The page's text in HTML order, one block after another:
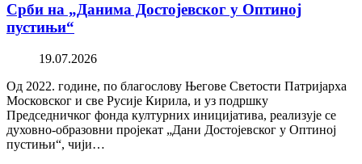
Срби на „Данима Достојевског у Оптиној
пустињи“
19.07.2026
Од 2022. године, по благослову Његове Светости Патријарха
Московског и све Русије Кирила, и уз подршку
Председничког фонда културних иницијатива, реализује се
духовно-образовни пројекат „Дани Достојевског у Оптиној
пустињи“, чији…